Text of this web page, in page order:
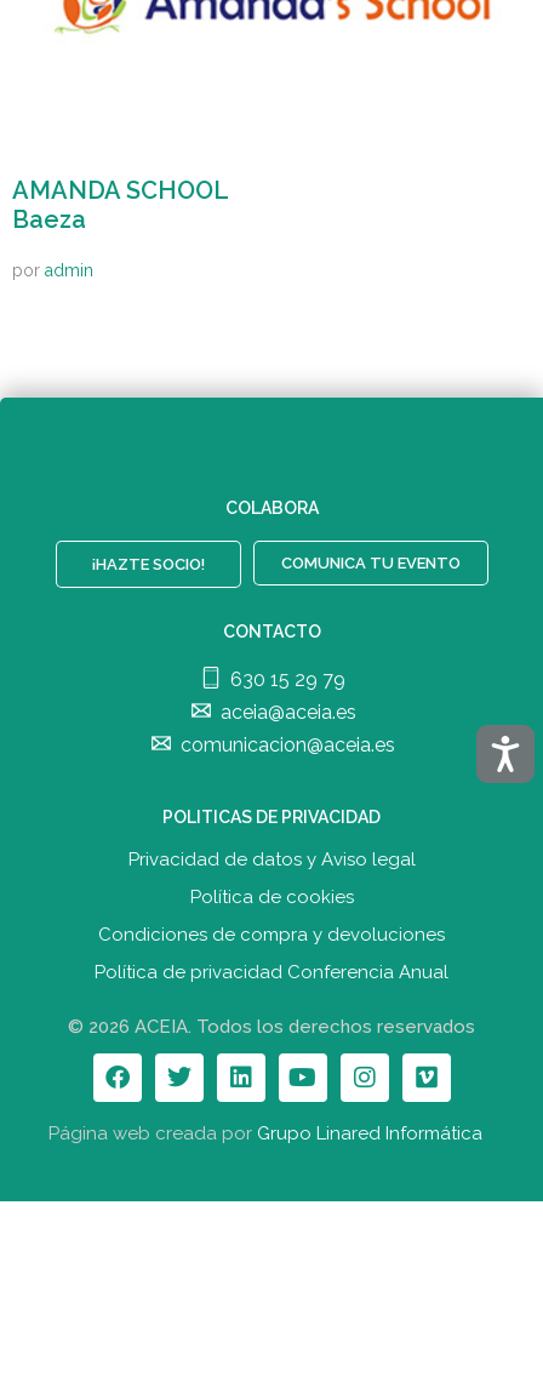
AMANDA SCHOOL
Baeza
por admin
COLABORA
¡HAZTE SOCIO! COMUNICA TU EVENTO
CONTACTO
630 15 29 79
aceia@aceia.es
comunicacion@aceia.es
POLITICAS DE PRIVACIDAD
Privacidad de datos y Aviso legal
Política de cookies
Condiciones de compra y devoluciones
Política de privacidad Conferencia Anual
© 2026 ACEIA. Todos los derechos reservados
Página web creada por Grupo Linared Informática